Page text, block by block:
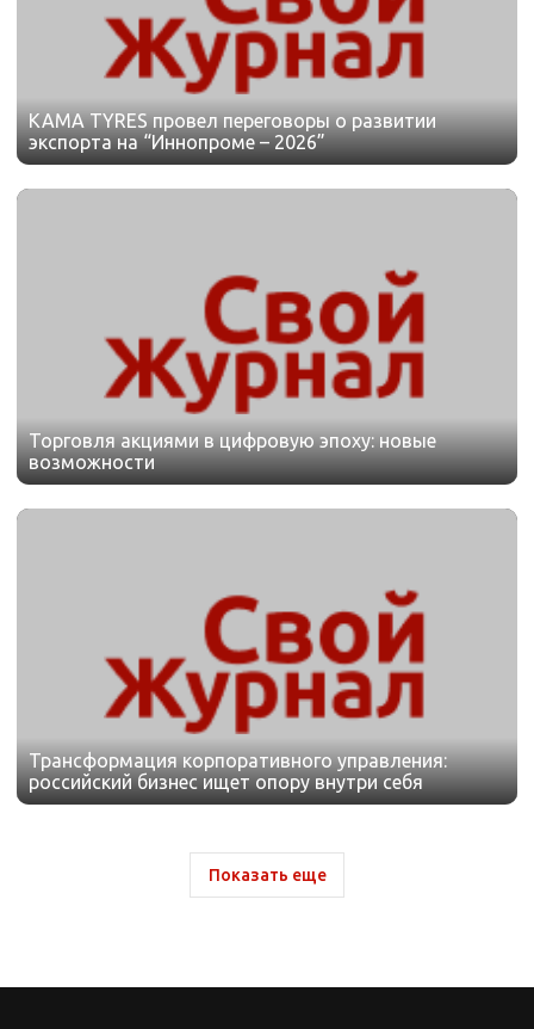
KAMA TYRES провел переговоры о развитии
экспорта на “Иннопроме – 2026”
Торговля акциями в цифровую эпоху: новые
возможности
Трансформация корпоративного управления:
российский бизнес ищет опору внутри себя
Показать еще